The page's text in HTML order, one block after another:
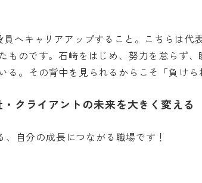
へキャリアアップすること。こちらは代
ものです。石﨑をはじめ、努力を怠らず、
る。その背中を見られるからこそ「負けら
クライアントの未来を大きく変える
自分の成長につながる職場です！